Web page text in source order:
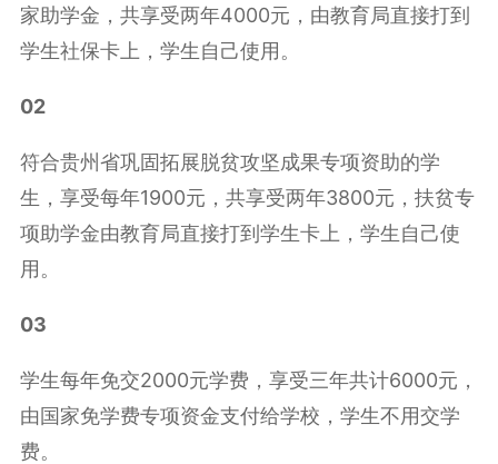
家助学金，共享受两年4000元，由教育局直接打到
学生社保卡上，学生自己使用。
02
符合贵州省巩固拓展脱贫攻坚成果专项资助的学
生，享受每年1900元，共享受两年3800元，扶贫专
项助学金由教育局直接打到学生卡上，学生自己使
用。
03
学生每年免交2000元学费，享受三年共计6000元，
由国家免学费专项资金支付给学校，学生不用交学
费。